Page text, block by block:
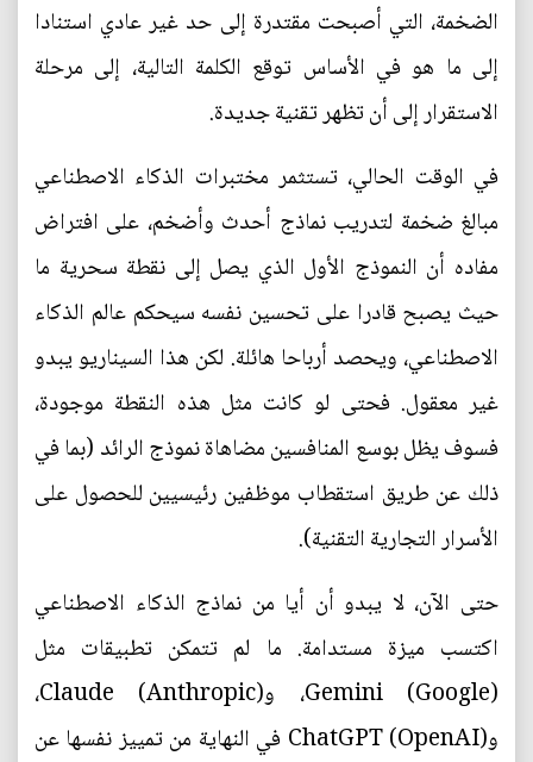
الضخمة، التي أصبحت مقتدرة إلى حد غير عادي استنادا
إلى ما هو في الأساس توقع الكلمة التالية، إلى مرحلة
الاستقرار إلى أن تظهر تقنية جديدة.
في الوقت الحالي، تستثمر مختبرات الذكاء الاصطناعي
مبالغ ضخمة لتدريب نماذج أحدث وأضخم، على افتراض
مفاده أن النموذج الأول الذي يصل إلى نقطة سحرية ما
حيث يصبح قادرا على تحسين نفسه سيحكم عالم الذكاء
الاصطناعي، ويحصد أرباحا هائلة. لكن هذا السيناريو يبدو
غير معقول. فحتى لو كانت مثل هذه النقطة موجودة،
فسوف يظل بوسع المنافسين مضاهاة نموذج الرائد (بما في
ذلك عن طريق استقطاب موظفين رئيسيين للحصول على
الأسرار التجارية التقنية).
حتى الآن، لا يبدو أن أيا من نماذج الذكاء الاصطناعي
اكتسب ميزة مستدامة. ما لم تتمكن تطبيقات مثل
Gemini (Google)، وClaude (Anthropic)،
وChatGPT (OpenAI) في النهاية من تمييز نفسها عن